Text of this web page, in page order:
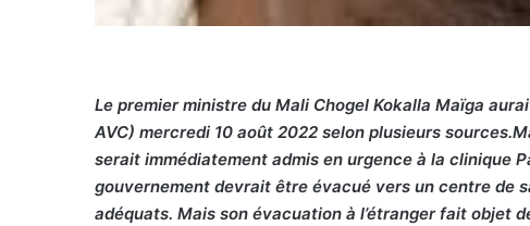
Le premier ministre du Mali Chogel Kokalla Maïga
AVC) mercredi 10 août 2022 selon plusieurs
serait immédiatement admis en urgence à la clinique
gouvernement devrait être évacué vers un centre de
adéquats. Mais son évacuation à l’étranger fait objet